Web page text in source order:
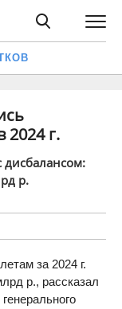
2024 г.
дисбалансом:
р.
за 2024 г.
р., рассказал